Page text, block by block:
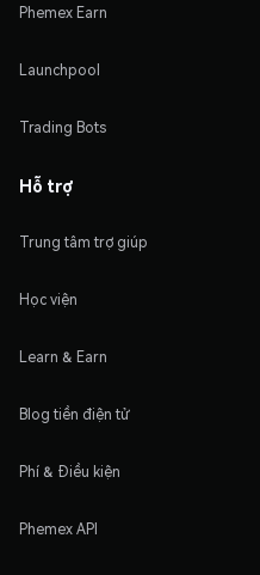
Phemex Earn
Launchpool
Trading Bots
Hỗ trợ
Trung tâm trợ giúp
Học viện
Learn & Earn
Blog tiền điện tử
Phí & Điều kiện
Phemex API